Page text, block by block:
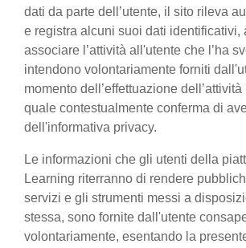
dati da parte dell’utente, il sito rileva
e registra alcuni suoi dati identificativi,
associare l’attività all'utente che l’ha
intendono volontariamente forniti
momento dell’effettuazione dell’attività
quale contestualmente conferma di
dell'informativa privacy.
Le informazioni che gli utenti della
Learning riterranno di rendere
servizi e gli strumenti messi a
stessa, sono fornite dall'utente
volontariamente, esentando la